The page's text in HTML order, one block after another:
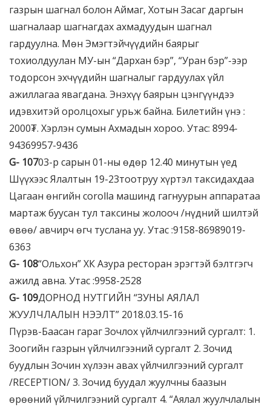
газрын шагнал болон Аймаг, Хотын Засаг даргын
шагналаар шагнагдах ахмадуудын шагнал
гардуулна. Мөн Эмэгтэйчүүдийн баярыг
тохиолдуулан МУ-ын “Дархан бэр”, “Уран бэр”-ээр
тодорсон эхчүүдийн шагналыг гардуулах үйл
ажиллагаа явагдана. Энэхүү баярын цэнгүүндээ
идэвхитэй оролцохыг урьж байна. Билетийн үнэ :
2000₮. Хэрлэн сумын Ахмадын хороо. Утас: 8994-
94369957-9436
G- 10703-р сарын 01-ны өдөр 12.40 минутын үед
Шүүхээс Ялалтын 19-23тоотруу хүртэл таксидахдаа
Цагаан өнгийн corolla машинд гагнуурын аппаратаа
мартаж буусан тул таксины жолооч /нүдний шилтэй
өвөө/ авчирч өгч туслана уу. Утас :9158-86989019-
6363
G- 108“Ольхон” ХК Азура ресторан эрэгтэй бэлтгэгч
ажилд авна. Утас :9958-2528
G- 109ДОРНОД НУТГИЙН “ЗУНЫ АЯЛАЛ
ЖУУЛЧЛАЛЫН НЭЭЛТ” 2018.03.15-16
Пүрэв-Баасан гараг Зочлох үйлчилгээний сургалт: 1.
Зоогийн газрын үйлчилгээний сургалт 2. Зочид
буудлын Зочин хүлээн авах үйлчилгээний сургалт
/RECEPTION/ 3. Зочид буудал жуулчны баазын
өрөөний үйлчилгээний сургалт 4. “Аялал жуулчлалын